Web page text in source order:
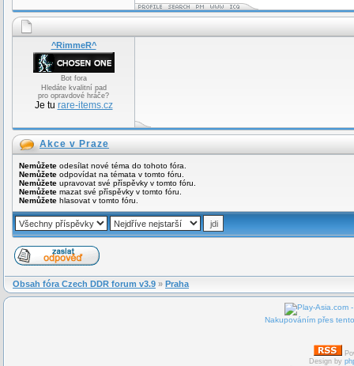
^RimmeR^
Bot fora
Hledáte kvalitní pad
pro opravdové hráče?
Je tu rare-items.cz
Akce v Praze
Nemůžete odesílat nové téma do tohoto fóra.
Nemůžete odpovídat na témata v tomto fóru.
Nemůžete upravovat své příspěvky v tomto fóru.
Nemůžete mazat své příspěvky v tomto fóru.
Nemůžete hlasovat v tomto fóru.
Obsah fóra Czech DDR forum v3.9 » Praha
Nakupováním přes
Design by